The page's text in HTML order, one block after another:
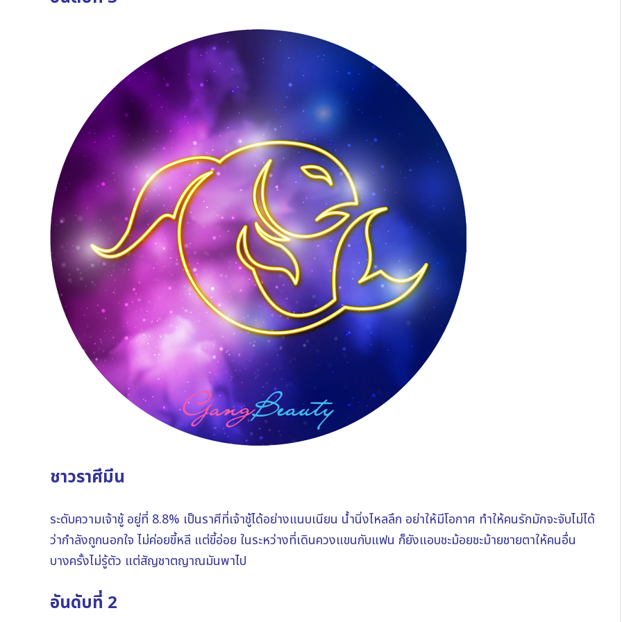
ชาวราศีมีน
ระดับความเจ้าชู้ อยู่ที่ 8.8% เป็นราศีที่เจ้าชู้ได้อย่างแนบเนียน น้ำนิ่งไหลลึก อย่าให้มีโอกาศ ทำให้คนรักมักจะจับไม่ได้
ว่ากำลังถูกนอกใจ ไม่ค่อยขี้หลี แต่ขี้อ่อย ในระหว่างที่เดินควงแขนกับแฟน ก็ยังแอบชะม้อยชะม้ายชายตาให้คนอื่น
บางครั้งไม่รู้ตัว แต่สัญชาตญาณมันพาไป
อันดับที่ 2